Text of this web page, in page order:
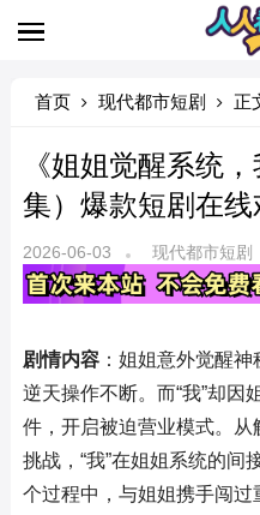
首页 现代都市短剧 正
《姐姐觉醒系统
集）爆款短剧在
2026-06-03 现代都市短剧
剧情内容：姐姐意外觉醒神
逆天操作不断。而“我”却因
件，开启被迫营业模式。
挑战，“我”在姐姐系统的间
个过程中，与姐姐携手闯